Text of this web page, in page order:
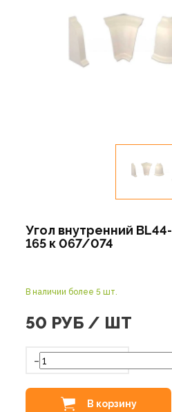
Угол внутренний BL44-
165 к 067/074
В наличии более 5 шт.
50 РУБ / ШТ
-
В корзину